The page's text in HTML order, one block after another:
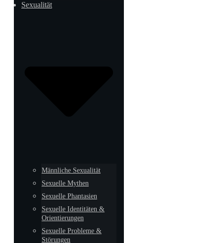
Sexualität
Männliche Sexualität
Sexuelle Mythen
Sexuelle Phantasien
Sexuelle Identitäten &
Orientierungen
Sexuelle Probleme &
Störungen